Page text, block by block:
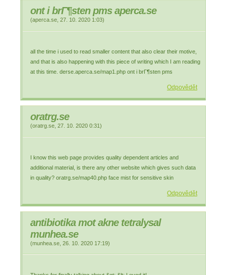
ont i brГ¶sten pms aperca.se
(aperca.se 27. 10. 2020 1:03)
all the time i used to read smaller content that also clear their motive,
and that is also happening with this piece of writing which I am reading
at this time. derse.aperca.se/map1.php ont i brГ¶sten pms
Odpovědět
oratrg.se
(oratrg.se 27. 10. 2020 0:31)
I know this web page provides quality dependent articles and
additional material, is there any other website which gives such data
in quality? oratrg.se/map40.php face mist for sensitive skin
Odpovědět
antibiotika mot akne tetralysal
munhea.se
(munhea.se 26. 10. 2020 17:19)